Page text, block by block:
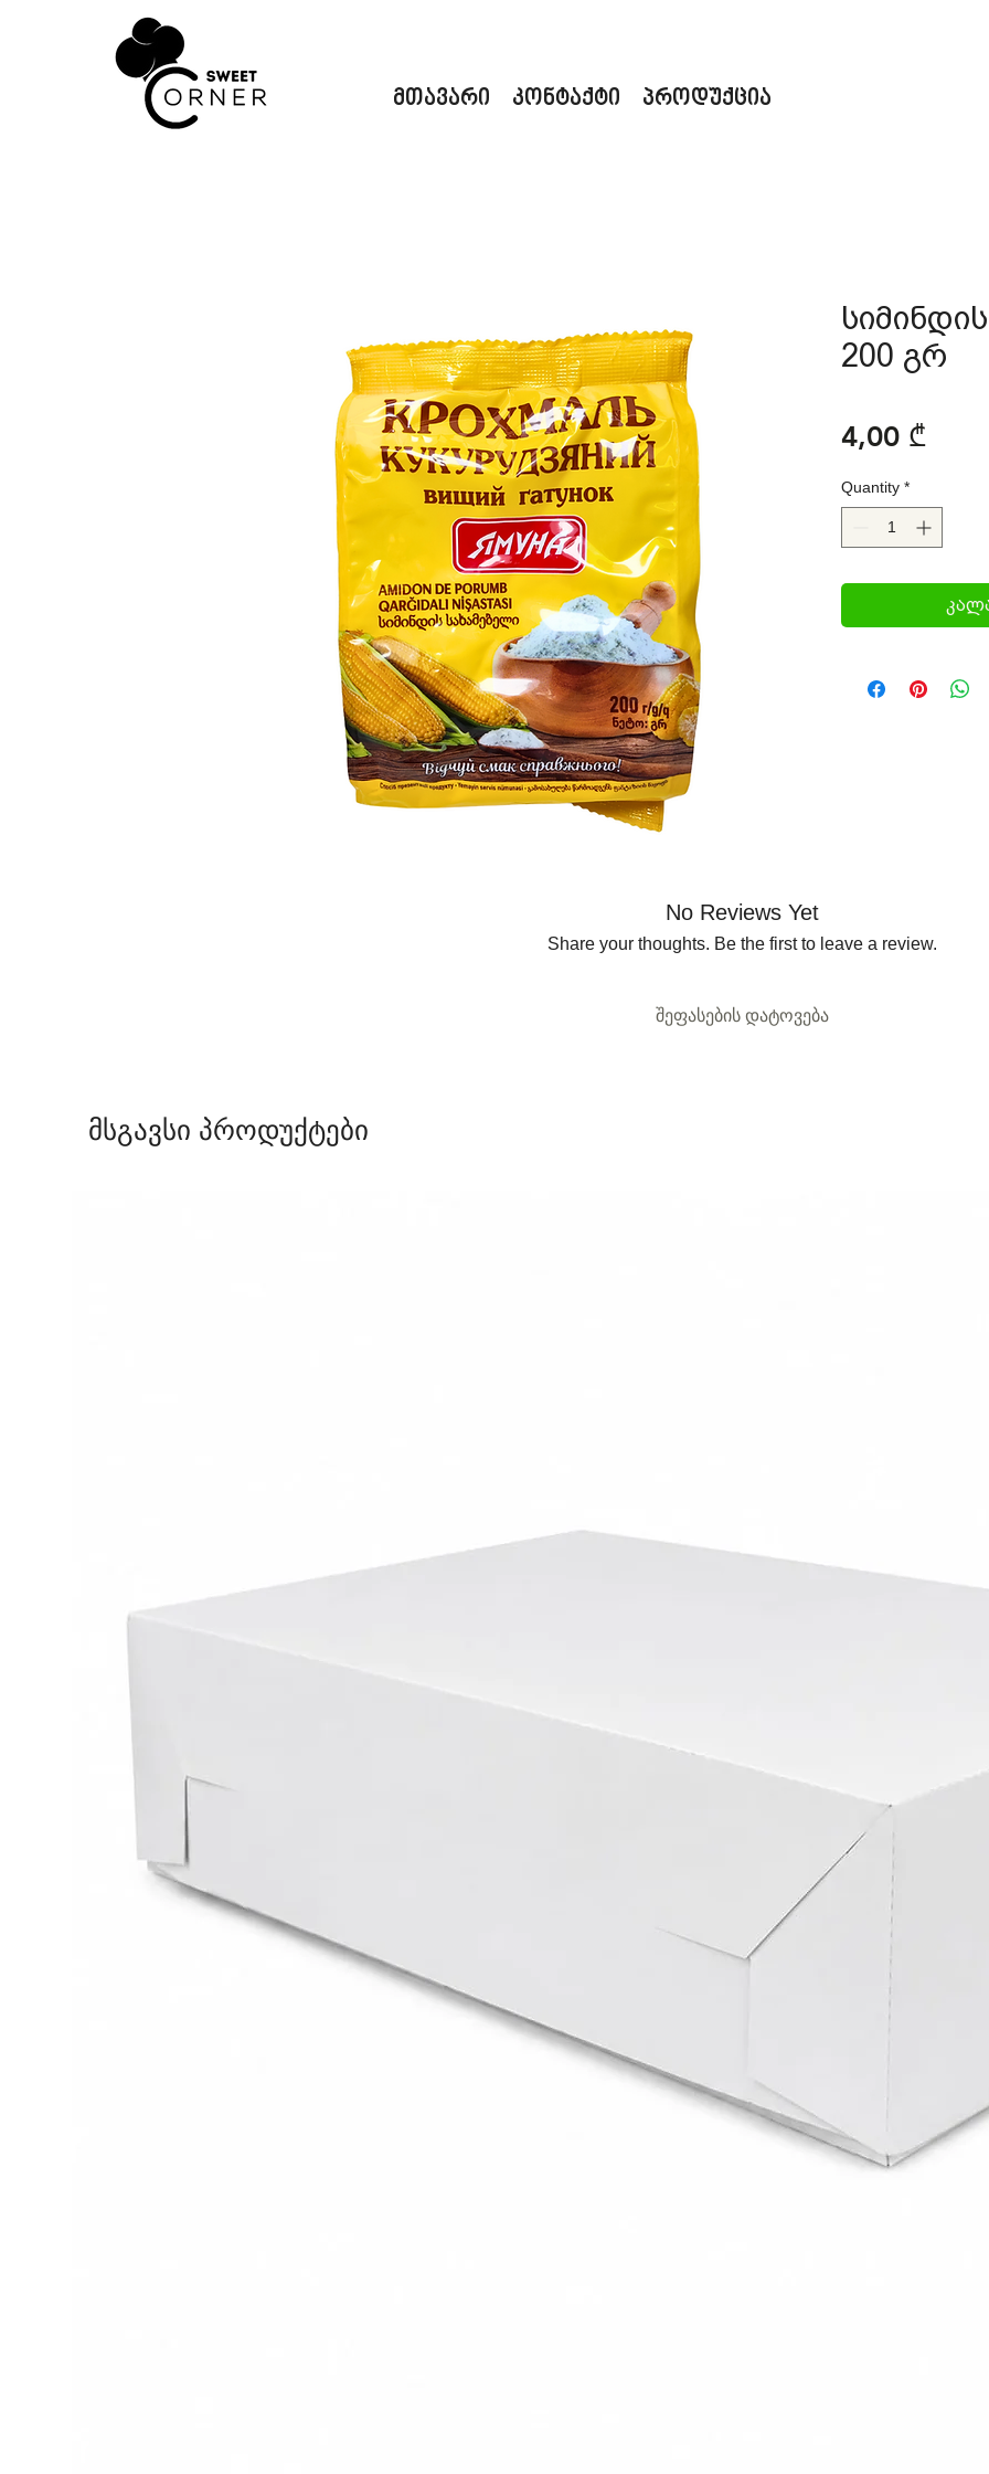
მთავარი კონტაქტი პროდუქცია
200 გრ
4,00 ₾Price
Quantity *
No Reviews Yet
Share your thoughts. Be the first to leave a review.
შეფასების დატოვება
მსგავსი პროდუქტები